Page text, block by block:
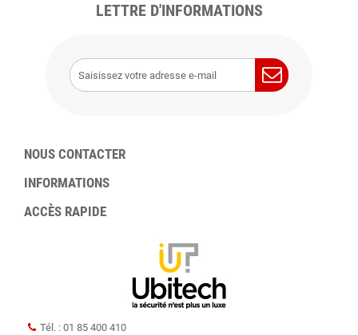
LETTRE D'INFORMATIONS
NOUS CONTACTER
INFORMATIONS
ACCÈS RAPIDE
Tél. : 01 85 400 410